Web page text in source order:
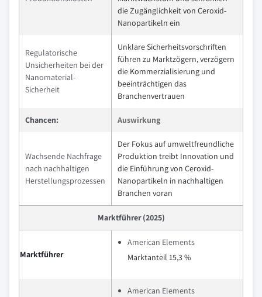
die Zugänglichkeit von Ceroxid-
Nanopartikeln ein
Regulatorische
Unsicherheiten bei der
Nanomaterial-
Sicherheit
Unklare Sicherheitsvorschriften
führen zu Marktzögern, verzögern
die Kommerzialisierung und
beeinträchtigen das
Branchenvertrauen
Chancen: Auswirkung
Wachsende Nachfrage
nach nachhaltigen
Herstellungsprozessen
Der Fokus auf umweltfreundliche
Produktion treibt Innovation und
die Einführung von Ceroxid-
Nanopartikeln in nachhaltigen
Branchen voran
Marktführer (2025)
Marktführer
American Elements
Marktanteil 15,3 %
American Elements